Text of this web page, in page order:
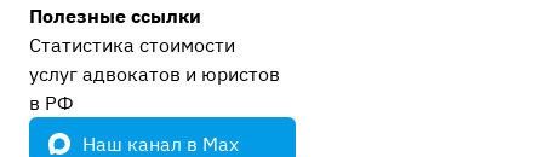
Полезные ссылки
Статистика стоимости
услуг адвокатов и юристов
в РФ
Наш канал в Max